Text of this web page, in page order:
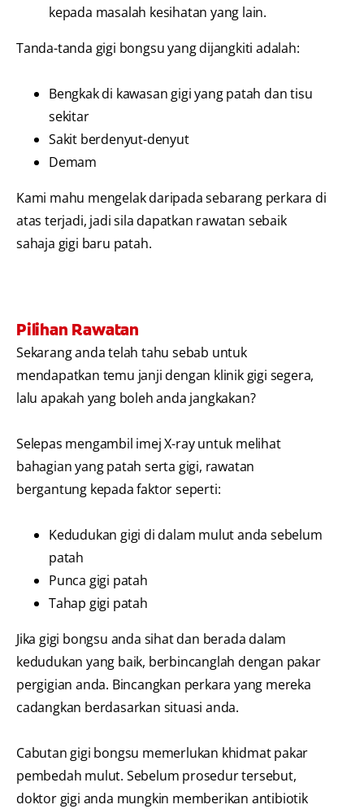
kepada masalah kesihatan yang lain.
Tanda-tanda gigi bongsu yang dijangkiti adalah:
Bengkak di kawasan gigi yang patah dan tisu
sekitar
Sakit berdenyut-denyut
Demam
Kami mahu mengelak daripada sebarang perkara di
atas terjadi, jadi sila dapatkan rawatan sebaik
sahaja gigi baru patah.
Pilihan Rawatan
Sekarang anda telah tahu sebab untuk
mendapatkan temu janji dengan klinik gigi segera,
lalu apakah yang boleh anda jangkakan?
Selepas mengambil imej X-ray untuk melihat
bahagian yang patah serta gigi, rawatan
bergantung kepada faktor seperti:
Kedudukan gigi di dalam mulut anda sebelum
patah
Punca gigi patah
Tahap gigi patah
Jika gigi bongsu anda sihat dan berada dalam
kedudukan yang baik, berbincanglah dengan pakar
pergigian anda. Bincangkan perkara yang mereka
cadangkan berdasarkan situasi anda.
Cabutan gigi bongsu memerlukan khidmat pakar
pembedah mulut. Sebelum prosedur tersebut,
doktor gigi anda mungkin memberikan antibiotik